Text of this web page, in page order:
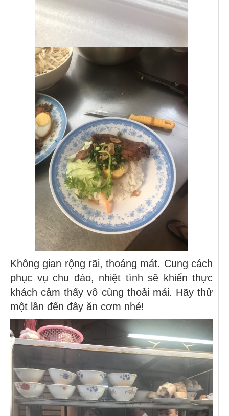
Không gian rộng rãi, thoáng mát. Cung cách
phục vụ chu đáo, nhiệt tình sẽ khiến thực
khách cảm thấy vô cùng thoải mái. Hãy thử
một lần đến đây ăn cơm nhé!